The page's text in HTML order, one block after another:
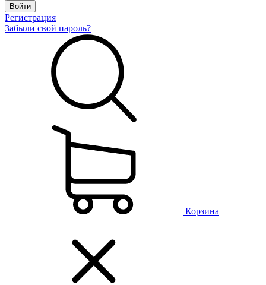
Регистрация
Забыли свой пароль?
Корзина